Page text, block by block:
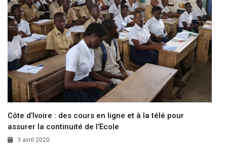
Côte d’Ivoire : des cours en ligne et à la télé pour
assurer la continuité de l’Ecole
3 avril 2020